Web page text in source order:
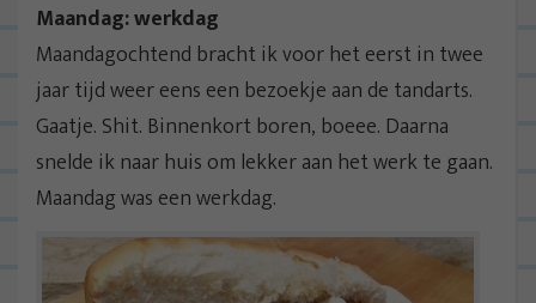
Maandag: werkdag
Maandagochtend bracht ik voor het eerst in twee
jaar tijd weer eens een bezoekje aan de tandarts.
Gaatje. Shit. Binnenkort boren, boeee. Daarna
snelde ik naar huis om lekker aan het werk te gaan.
Maandag was een werkdag.